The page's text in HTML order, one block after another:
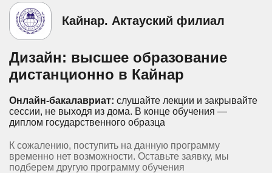
Кайнар. Актауский филиал
Дизайн: высшее образование
дистанционно в Кайнар
Онлайн-бакалавриат: слушайте лекции и закрывайте
сессии, не выходя из дома. В конце обучения —
диплом государственного образца
К сожалению, поступить на данную программу
временно нет возможности. Оставьте заявку, мы
подберем другую программу обучения